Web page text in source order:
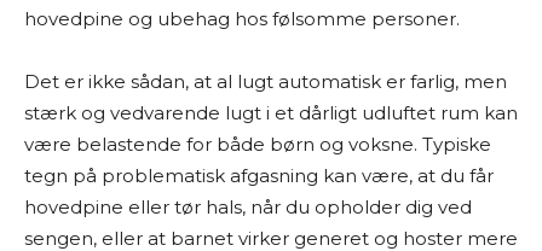
hovedpine og ubehag hos følsomme personer.
Det er ikke sådan, at al lugt automatisk er farlig, men
stærk og vedvarende lugt i et dårligt udluftet rum kan
være belastende for både børn og voksne. Typiske
tegn på problematisk afgasning kan være, at du får
hovedpine eller tør hals, når du opholder dig ved
sengen, eller at barnet virker generet og hoster mere